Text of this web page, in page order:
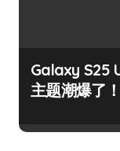
Galaxy S25
主题潮爆了！